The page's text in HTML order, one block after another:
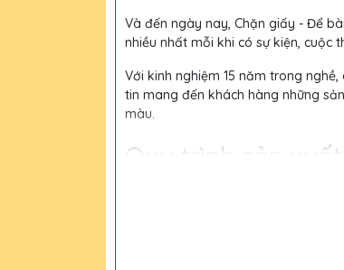
Và đến ngày nay, Chặn giấy - Để
nhiều nhất mỗi khi có sự kiện, cuộc
Với kinh nghiệm 15 năm trong
tin mang đến khách hàng những
màu.
Quy trình sản xuất